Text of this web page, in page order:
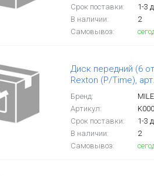
Срок поставки:
1-3
В наличии:
2
Самовывоз:
Диск передний (6
Rexton (P/Time),
Бренд:
Артикул:
Срок поставки:
1-3
В наличии:
2
Самовывоз: